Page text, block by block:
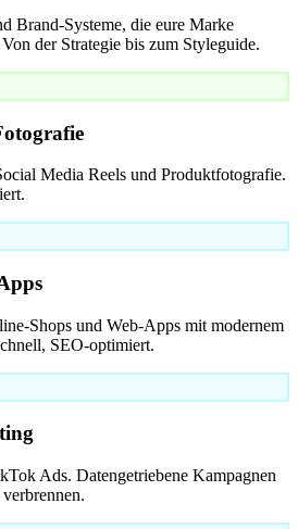
Brand-Systeme, die eure Marke
der Strategie bis zum Styleguide.
Media Reels und Produktfotografie.
Shops und Web-Apps mit modernem
SEO-optimiert.
Ads. Datengetriebene Kampagnen